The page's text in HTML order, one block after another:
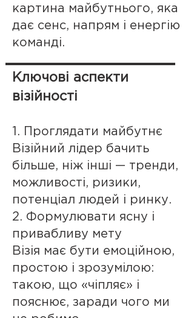
картина майбутнього, яка
дає сенс, напрям і енергію
команді.
Ключові аспекти
візійності
1. Проглядати майбутнє
Візійний лідер бачить
більше, ніж інші — тренди,
можливості, ризики,
потенціал людей і ринку.
2. Формулювати ясну і
привабливу мету
Візія має бути емоційною,
простою і зрозумілою:
такою, що «чіпляє» і
пояснює, заради чого ми